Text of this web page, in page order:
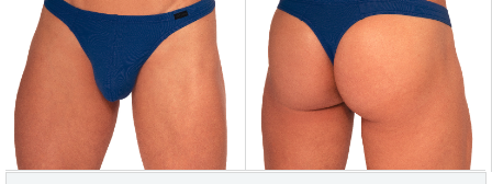
ZOBRAZIT FILTR
PODLE CENY OD NEJNOVĚJŠÍCH